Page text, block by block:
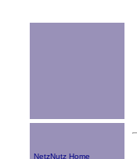
NetzNutz Home